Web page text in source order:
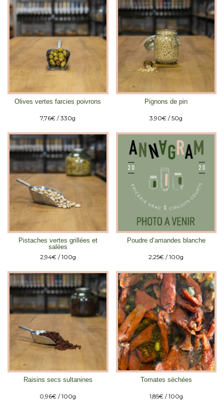
Olives vertes farcies poivrons
7,76€ / 330g
Pignons de pin
3,90€ / 50g
Pistaches vertes grillées et
salées
2,94€ / 100g
Poudre d’amandes blanche
2,25€ / 100g
Raisins secs sultanines
0,96€ / 100g
Tomates séchées
1,85€ / 100g